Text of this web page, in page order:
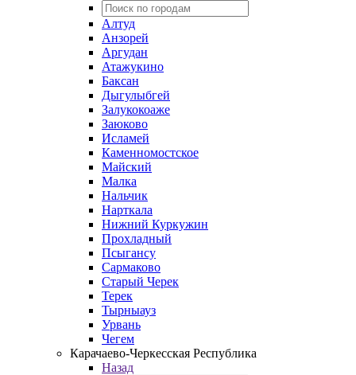
Алтуд
Анзорей
Аргудан
Атажукино
Баксан
Дыгулыбгей
Залукокоаже
Заюково
Исламей
Каменномостское
Майский
Малка
Нальчик
Нарткала
Нижний Куркужин
Прохладный
Псыгансу
Сармаково
Старый Черек
Терек
Тырныауз
Урвань
Чегем
Карачаево-Черкесская Республика
Назад